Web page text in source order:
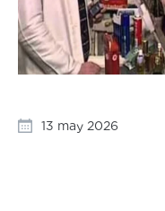
13 may 2026